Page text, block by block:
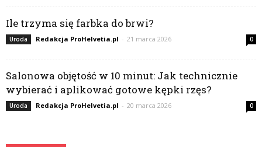
Ile trzyma się farbka do brwi?
Uroda Redakcja ProHelvetia.pl - 21 marca 2026 0
Salonowa objętość w 10 minut: Jak technicznie
wybierać i aplikować gotowe kępki rzęs?
Uroda Redakcja ProHelvetia.pl - 20 marca 2026 0